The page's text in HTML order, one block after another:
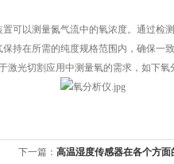
以测量氮气流中的氧浓度。通过检
持在所需的纯度规格范围内，确保一
光切割应用中测量氧的需求，如下氧
下一篇： 高温湿度传感器在各个方面